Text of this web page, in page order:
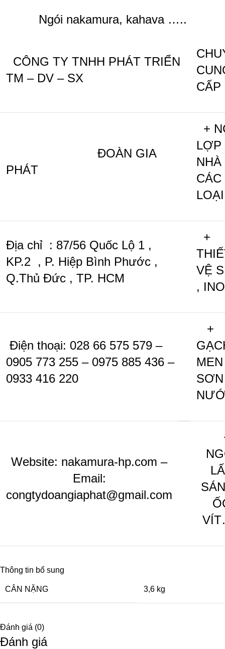
Ngói nakamura, kahava …..
CÔNG TY TNHH PHÁT TRIỂN
TM – DV – SX
CẤP
ĐOÀN GIA
PHÁT
+
LỢP
NHÀ
CÁC
LOẠI
Địa chỉ : 87/56 Quốc Lộ 1 ,
KP.2 , P. Hiệp Bình Phước ,
Q.Thủ Đức , TP. HCM
+
VỆ
,
Điện thoại: 028 66 575 579 –
0905 773 255 – 0975 885 436 –
0933 416 220
+
SƠN
Website: nakamura-hp.com –
Email:
congtydoangiaphat@gmail.com
Thông tin bổ sung
CÂN NẶNG 3,6 kg
Đánh giá (0)
Đánh giá